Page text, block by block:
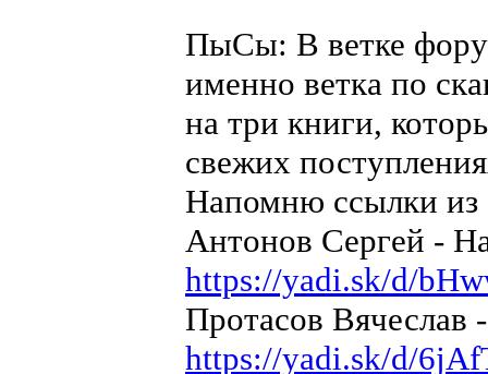
ПыСы: В ветке
именно ветка по
на три книги,
свежих
Напомню ссылки
Антонов Сергей -
https://yadi.sk/d/
Протасов
https://yadi.sk/d/